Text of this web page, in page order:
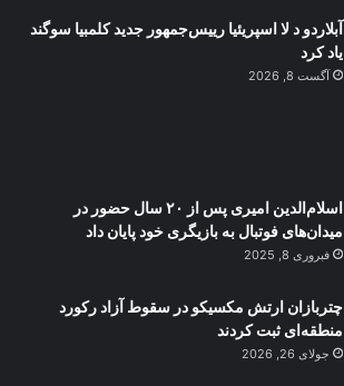
آبلاردو د لا اسپریئیا رییس‌جمهور جدید کلمبیا سوگند
یاد کرد
آگست 8, 2026
اسلام‌الدین امیری پس از ۲۰ سال حضور در
میدان‌های فوتبال به بازیگری خود پایان داد
فبروری 8, 2025
چتربازان ارتش مکسیکو در سقوط آزاد رکورد
منطقه‌ای ثبت کردند
جولای 26, 2026